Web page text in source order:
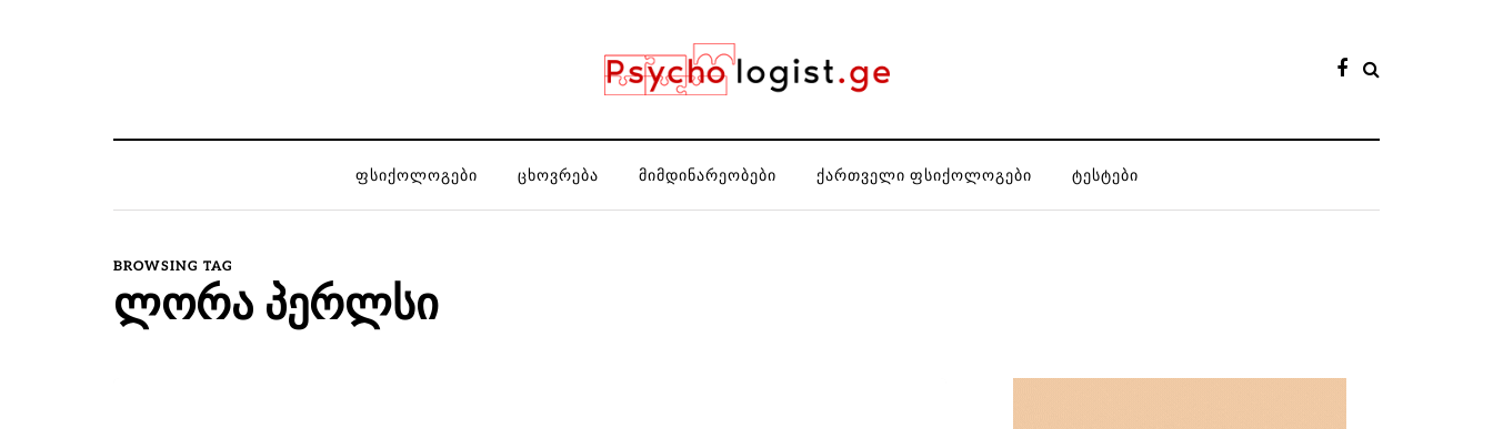
ᲤᲡᲘᲥᲝᲚᲝᲒᲔᲑᲘ ᲪᲮᲝᲕᲠᲔᲑᲐ ᲛᲘᲛᲓᲘᲜᲐᲠᲔᲝᲑᲔᲑᲘ ᲥᲐᲠᲗᲕᲔᲚᲘ ᲤᲡᲘᲥᲝᲚᲝᲒᲔᲑᲘ ᲢᲔᲡᲢᲔᲑᲘ
BROWSING TAG
ლორა პერლსი